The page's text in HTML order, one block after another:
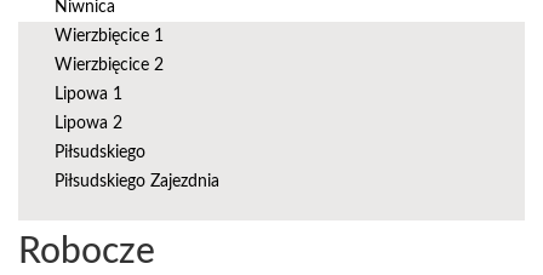
Niwnica
Wierzbięcice 1
Wierzbięcice 2
Lipowa 1
Lipowa 2
Piłsudskiego
Piłsudskiego Zajezdnia
Robocze